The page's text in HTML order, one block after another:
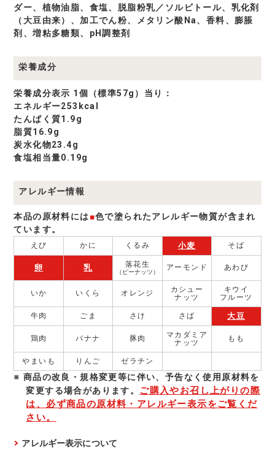
ダー、植物油脂、食塩、脱脂粉乳／ソルビトール、乳化剤
（大豆由来）、加工でん粉、メタリン酸Na、香料、膨脹
剤、増粘多糖類、pH調整剤
栄養成分
栄養成分表示 1個（標準57g）当り：
エネルギー253kcal
たんぱく質1.9g
脂質16.9g
炭水化物23.4g
食塩相当量0.19g
アレルギー情報
本品の原材料には■色で塗られたアレルギー物質が含まれ
ています。
えび かに くるみ 小麦 そば
卵 乳 落花生
（ピーナッツ） アーモンド あわび
いか いくら オレンジ
カシュー
ナッツ
キウイ
フルーツ
牛肉 ごま さけ さば 大豆
鶏肉 バナナ 豚肉
マカダミア
ナッツ
もも
やまいも りんご ゼラチン
商品の改良・規格変更等に伴い、予告なく使⽤原材料を
変更する場合があります。 ご購入やお召し上がりの際
は、必ず商品の原材料・アレルギー表示をご覧くだ
さい。
アレルギー表示について